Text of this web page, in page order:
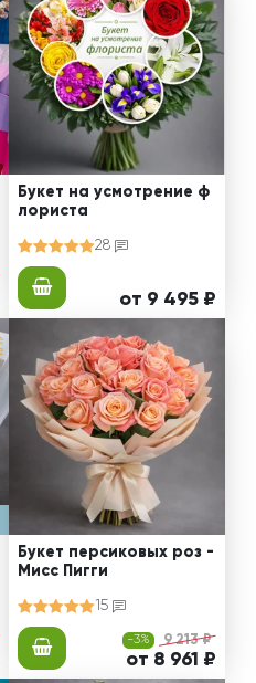
Букет на усмотрение ф
лориста
28
от 9 495 ₽
Букет персиковых роз -
Мисс Пигги
15
-3% 9 213 ₽
от 8 961 ₽